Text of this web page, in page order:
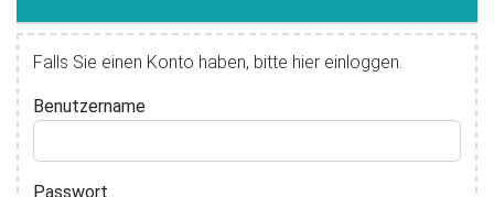
Falls Sie einen Konto haben, bitte hier einloggen.
Benutzername
Passwort